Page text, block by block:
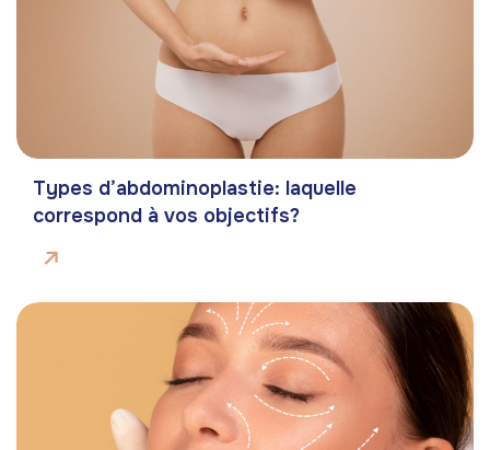
Types d’abdominoplastie: laquelle
correspond à vos objectifs?